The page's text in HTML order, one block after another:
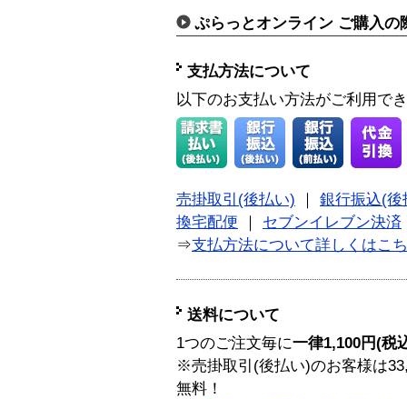
ぷらっとオンライン ご購入の
支払方法について
以下のお支払い方法がご利用で
売掛取引(後払い)
銀行振込(後
換宅配便
セブンイレブン決済
⇒支払方法について詳しくはこ
送料について
1つのご注文毎に一律1,100円(税
※売掛取引(後払い)のお客様は
無料！